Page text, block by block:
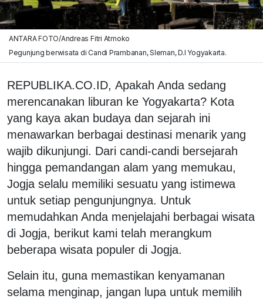
ANTARA FOTO/Andreas Fitri Atmoko
Pegunjung berwisata di Candi Prambanan, Sleman, D.I Yogyakarta.
REPUBLIKA.CO.ID, Apakah Anda sedang
merencanakan liburan ke Yogyakarta? Kota
yang kaya akan budaya dan sejarah ini
menawarkan berbagai destinasi menarik yang
wajib dikunjungi. Dari candi-candi bersejarah
hingga pemandangan alam yang memukau,
Jogja selalu memiliki sesuatu yang istimewa
untuk setiap pengunjungnya. Untuk
memudahkan Anda menjelajahi berbagai wisata
di Jogja, berikut kami telah merangkum
beberapa wisata populer di Jogja.
Selain itu, guna memastikan kenyamanan
selama menginap, jangan lupa untuk memilih